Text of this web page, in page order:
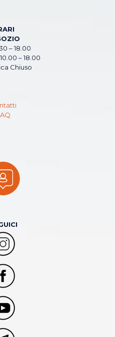
– 18.00
– 18.00
Chiuso